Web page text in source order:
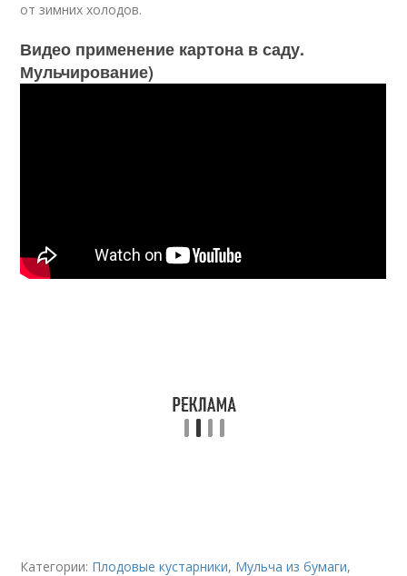
от зимних холодов.
Видео применение картона в саду.
Мульчирование)
Категории: Плодовые кустарники, Мульча из бумаги,